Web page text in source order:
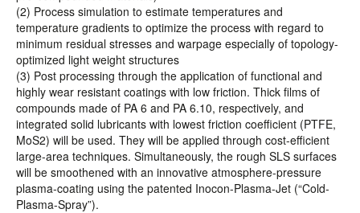
(2) Process simulation to estimate temperatures and
temperature gradients to optimize the process with regard to
minimum residual stresses and warpage especially of topology-
optimized light weight structures
(3) Post processing through the application of functional and
highly wear resistant coatings with low friction. Thick films of
compounds made of PA 6 and PA 6.10, respectively, and
integrated solid lubricants with lowest friction coefficient (PTFE,
MoS2) will be used. They will be applied through cost-efficient
large-area techniques. Simultaneously, the rough SLS surfaces
will be smoothened with an innovative atmosphere-pressure
plasma-coating using the patented Inocon-Plasma-Jet (“Cold-
Plasma-Spray”).